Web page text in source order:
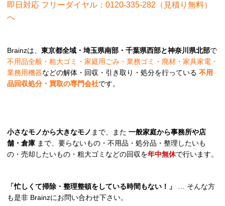
即日対応 フリーダイヤル：0120-335-282（見積り無料）
へ
Brainzは、 東京都全域・埼玉県南部・千葉県西部と神奈川県北部で
不用品全般・粗大ゴミ・家庭用ごみ・業務ゴミ・廃材・家具家電・
業務用機器などの解体・回収・引き取り・処分を行っている 不用
品回収処分・買取の専門会社です。
小さなモノから大きなモノ まで、また 一般家庭から事務所や店
舗・倉庫 まで、要らないもの・不用品・処分品・整理したいも
の・売却したいもの・粗大ゴミなどの回収を年中無休で行います。
「忙しくて掃除・整理整頓をしている時間もない！」
… そんな方
も是非 Brainzにお問い合わせ下さい。